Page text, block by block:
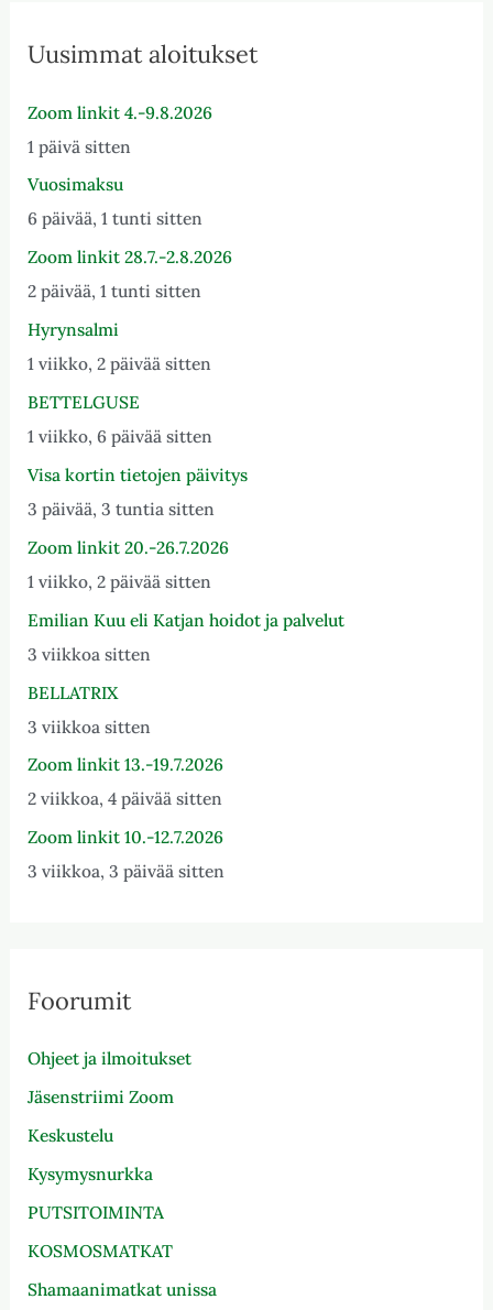
Uusimmat aloitukset
Zoom linkit 4.-9.8.2026
1 päivä sitten
Vuosimaksu
6 päivää, 1 tunti sitten
Zoom linkit 28.7.-2.8.2026
2 päivää, 1 tunti sitten
Hyrynsalmi
1 viikko, 2 päivää sitten
BETTELGUSE
1 viikko, 6 päivää sitten
Visa kortin tietojen päivitys
3 päivää, 3 tuntia sitten
Zoom linkit 20.-26.7.2026
1 viikko, 2 päivää sitten
Emilian Kuu eli Katjan hoidot ja palvelut
3 viikkoa sitten
BELLATRIX
3 viikkoa sitten
Zoom linkit 13.-19.7.2026
2 viikkoa, 4 päivää sitten
Zoom linkit 10.-12.7.2026
3 viikkoa, 3 päivää sitten
Foorumit
Ohjeet ja ilmoitukset
Jäsenstriimi Zoom
Keskustelu
Kysymysnurkka
PUTSITOIMINTA
KOSMOSMATKAT
Shamaanimatkat unissa